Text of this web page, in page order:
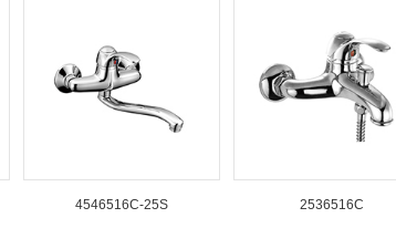
4546516C-25S 2536516C